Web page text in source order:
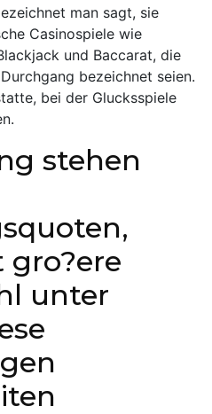
man sagt, sie
Casinospiele wie
und Baccarat, die
bezeichnet seien.
bei der Glucksspiele
stehen
gro?ere
unter